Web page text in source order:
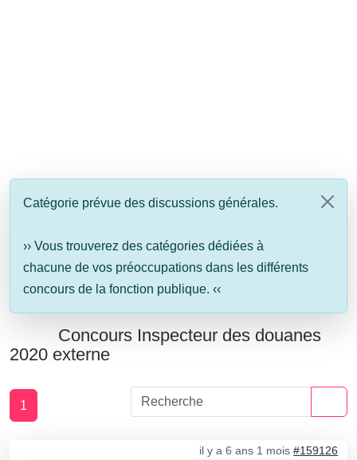
Catégorie prévue des discussions générales.
›› Vous trouverez des catégories dédiées à
chacune de vos préoccupations dans les différents
concours de la fonction publique. ‹‹
Concours Inspecteur des douanes
2020 externe
1
il y a 6 ans 1 mois #159126